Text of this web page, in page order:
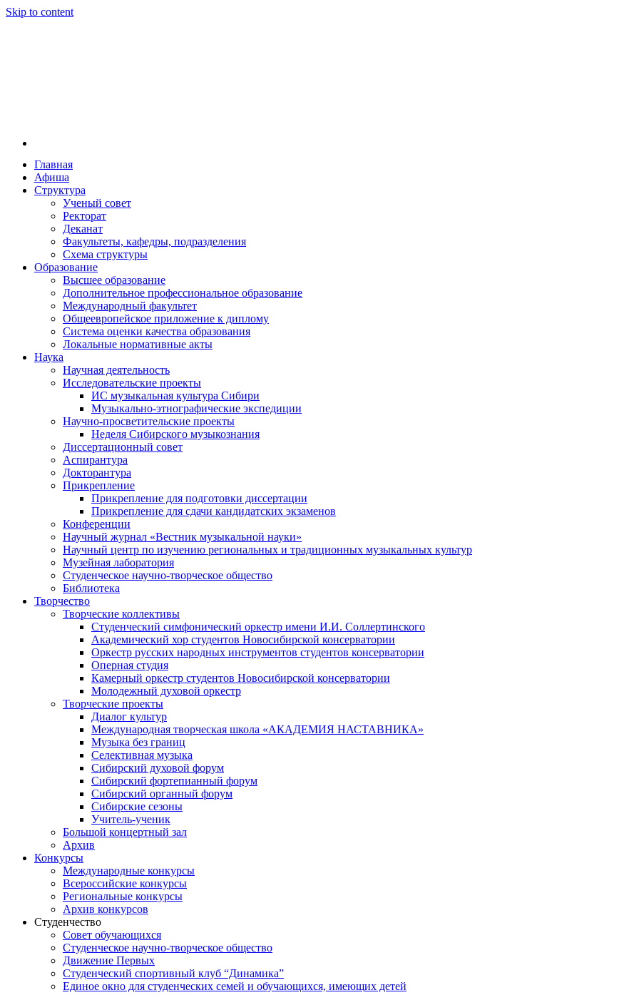
Skip to content
Новосибирская государственная консерватория имени М. И. Глинки
Новосибирская государственная консерватория имени М. И. Глинки — высшее музыкальное
году распоряжением совмина РСФСР и указом министерства культуры РСФСР, консерватория
заведением в Сибири[2] и до сих пор остаётся единственным за пределами европейской части
Глинки.
Главная
Афиша
Структура
Ученый совет
Ректорат
Деканат
Факультеты, кафедры, подразделения
Схема структуры
Образование
Высшее образование
Дополнительное профессиональное образование
Международный факультет
Общеевропейское приложение к диплому
Система оценки качества образования
Локальные нормативные акты
Наука
Научная деятельность
Исследовательские проекты
ИС музыкальная культура Сибири
Музыкально-этнографические экспедиции
Научно-просветительские проекты
Неделя Сибирского музыкознания
Диссертационный совет
Аспирантура
Докторантура
Прикрепление
Прикрепление для подготовки диссертации
Прикрепление для сдачи кандидатских экзаменов
Конференции
Научный журнал «Вестник музыкальной науки»
Научный центр по изучению региональных и традиционных музыкальных культур
Музейная лаборатория
Студенческое научно-творческое общество
Библиотека
Творчество
Творческие коллективы
Студенческий симфонический оркестр имени И.И. Соллертинского
Академический хор студентов Новосибирской консерватории
Оркестр русских народных инструментов студентов консерватории
Оперная студия
Камерный оркестр студентов Новосибирской консерватории
Молодежный духовой оркестр
Творческие проекты
Диалог культур
Международная творческая школа «АКАДЕМИЯ НАСТАВНИКА»
Музыка без границ
Селективная музыка
Сибирский духовой форум
Сибирский фортепианный форум
Сибирский органный форум
Сибирские сезоны
Учитель-ученик
Большой концертный зал
Архив
Конкурсы
Международные конкурсы
Всероссийские конкурсы
Региональные конкурсы
Архив конкурсов
Студенчество
Совет обучающихся
Студенческое научно-творческое общество
Движение Первых
Студенческий спортивный клуб “Динамика”
Единое окно для студенческих семей и обучающихся, имеющих детей